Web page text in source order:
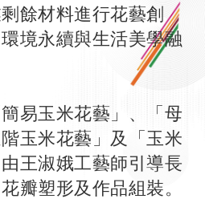
餘材料進行花藝創
境永續與生活美學融
易玉米花藝」、「母
玉米花藝」及「玉米
王淑娥工藝師引導長
瓣塑形及作品組裝。